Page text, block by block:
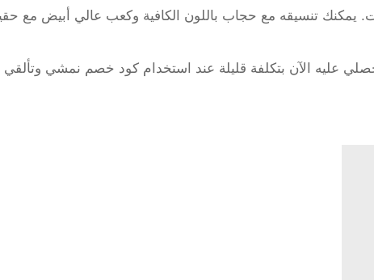
يمكنك تنسيقه مع حجاب باللون الكافية وكعب عالي أبيض مع
سعودي، احصلي عليه الآن بتكلفة قليلة عند استخدام كود خصم نمشي